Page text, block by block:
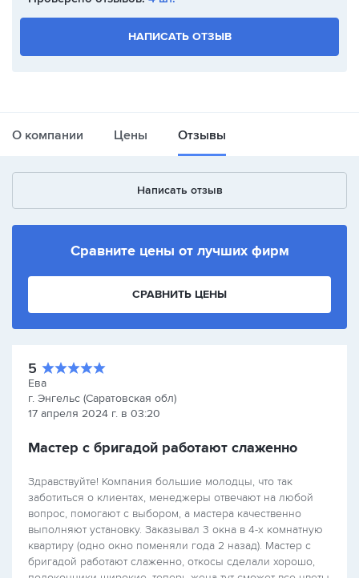
НАПИСАТЬ ОТЗЫВ
О компании Цены Отзывы
Написать отзыв
Сравните цены от лучших фирм
СРАВНИТЬ ЦЕНЫ
5
Ева
г. Энгельс (Саратовская обл)
17 апреля 2024 г. в 03:20
Мастер с бригадой работают слаженно
Здравствуйте! Компания большие молодцы, что так
заботиться о клиентах, менеджеры отвечают на любой
вопрос, помогают с выбором, а мастера качественно
выполняют установку. Заказывал 3 окна в 4-х комнатную
квартиру (одно окно поменяли года 2 назад). Мастер с
бригадой работают слаженно, откосы сделали хорошо,